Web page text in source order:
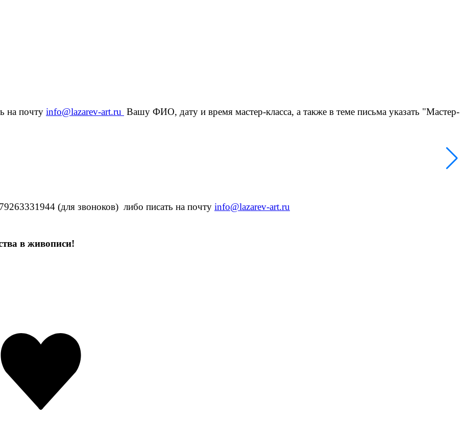
на почту info@lazarev-art.ru Вашу ФИО, дату и время мастер-класса, а также в теме письма указать "Мастер-
(для звоноков) либо писать на почту info@lazarev-art.ru
в живописи!